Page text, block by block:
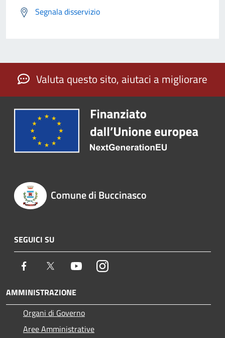
Segnala disservizio
Valuta questo sito, aiutaci a migliorare
Comune di Buccinasco
SEGUICI SU
Facebook Twitter YoutubeInstagram
AMMINISTRAZIONE
Organi di Governo
Aree Amministrative